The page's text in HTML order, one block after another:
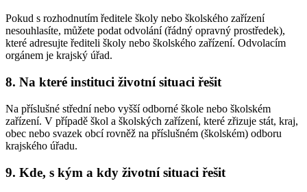
Pokud s rozhodnutím ředitele školy nebo školského zařízení
nesouhlasíte, můžete podat odvolání (řádný opravný prostředek),
které adresujte řediteli školy nebo školského zařízení. Odvolacím
orgánem je krajský úřad.
8. Na které instituci životní situaci řešit
Na příslušné střední nebo vyšší odborné škole nebo školském
zařízení. V případě škol a školských zařízení, které zřizuje stát, kraj,
obec nebo svazek obcí rovněž na příslušném (školském) odboru
krajského úřadu.
9. Kde, s kým a kdy životní situaci řešit